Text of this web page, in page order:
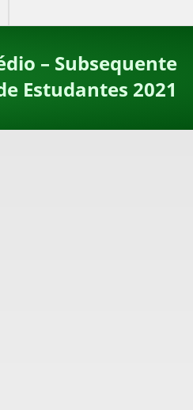
– Subsequente
Estudantes 2021